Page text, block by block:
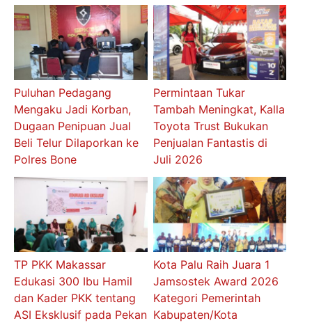
Puluhan Pedagang
Mengaku Jadi Korban,
Dugaan Penipuan Jual
Beli Telur Dilaporkan ke
Polres Bone
Permintaan Tukar
Tambah Meningkat, Kalla
Toyota Trust Bukukan
Penjualan Fantastis di
Juli 2026
TP PKK Makassar
Edukasi 300 Ibu Hamil
dan Kader PKK tentang
ASI Eksklusif pada Pekan
Kota Palu Raih Juara 1
Jamsostek Award 2026
Kategori Pemerintah
Kabupaten/Kota